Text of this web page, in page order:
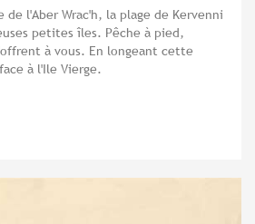
de l'Aber Wrac'h, la plage de Kervenni
petites îles. Pêche à pied,
à vous. En longeant cette
à l'Ile Vierge.